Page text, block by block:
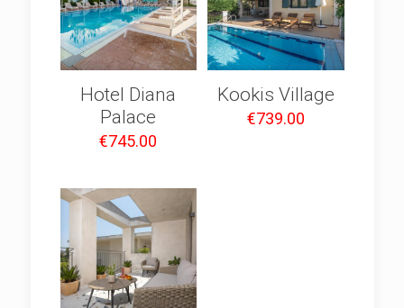
Hotel Diana
Palace
€745.00
Kookis Village
€739.00